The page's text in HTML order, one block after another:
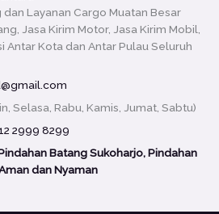
Layanan Cargo Muatan Besar
Jasa Kirim Motor, Jasa Kirim Mobil,
Antar Kota dan Antar Pulau Seluruh
Selasa, Rabu, Kamis, Jumat, Sabtu)
2999 8299
Batang Sukoharjo, Pindahan
dan Nyaman